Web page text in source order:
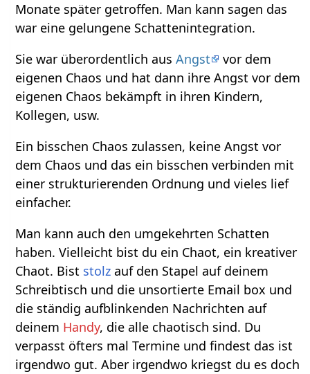
Monate später getroffen. Man kann sagen das
war eine gelungene Schattenintegration.
Sie war überordentlich ausAngst
vor dem
eigenen Chaos und hat dann ihre Angst vor dem
eigenen Chaos bekämpft in ihren Kindern,
Kollegen, usw.
Ein bisschen Chaos zulassen, keine Angst vor
dem Chaos und das ein bisschen verbinden mit
einer strukturierenden Ordnung und vieles lief
einfacher.
Man kann auch den umgekehrten Schatten
haben. Vielleicht bist du ein Chaot, ein kreativer
Chaot. Bist stolz auf den Stapel auf deinem
Schreibtisch und die unsortierte Email box und
die ständig aufblinkenden Nachrichten auf
deinem Handy, die alle chaotisch sind. Du
verpasst öfters mal Termine und findest das ist
irgendwo gut. Aber irgendwo kriegst du es doch